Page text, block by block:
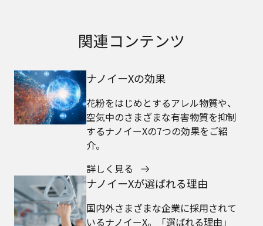
関連コンテンツ
ナノイーXの効果
花粉をはじめとするアレル物質や、
空気中のさまざまな有害物質を抑制
するナノイーXの7つの効果をご紹
介。
詳しく見る
ナノイーXが選ばれる理由
国内外さまざまな企業に採用されて
いるナノイーX。「選ばれる理由」